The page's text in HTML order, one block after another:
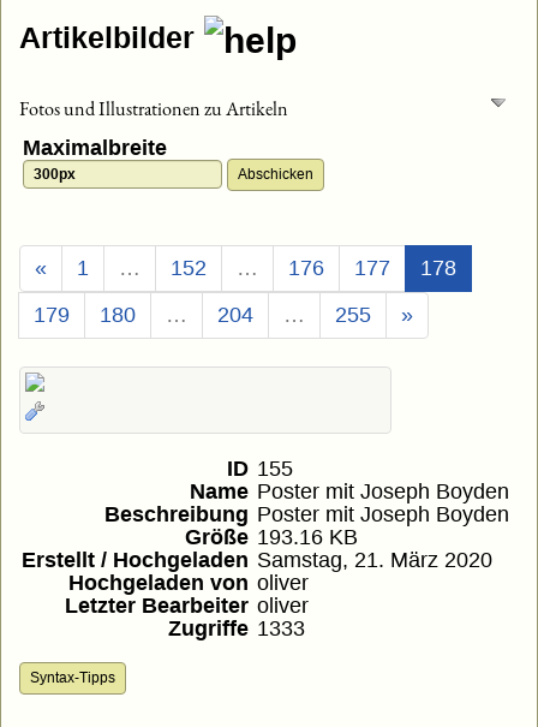
Artikelbilder
Fotos und Illustrationen zu Artikeln
Maximalbreite
« 1 … 152 … 176 177 178(Aktuell)
179
180 … 204 … 255 »
ID 155
Name Poster mit Joseph Boyden
Beschreibung Poster mit Joseph Boyden
Größe 193.16 KB
Erstellt / Hochgeladen Samstag, 21. März 2020
Hochgeladen von oliver
Letzter Bearbeiter oliver
Zugriffe 1333
Syntax-Tipps